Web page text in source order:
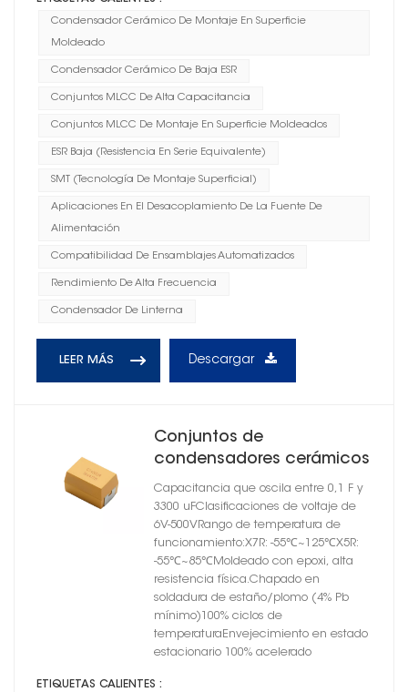
Condensador Cerámico De Montaje En Superficie
Moldeado
Condensador Cerámico De Baja ESR
Conjuntos MLCC De Alta Capacitancia
Conjuntos MLCC De Montaje En Superficie Moldeados
ESR Baja (resistencia En Serie Equivalente)
SMT (Tecnología De Montaje Superficial)
Aplicaciones En El Desacoplamiento De La Fuente De
Alimentación
Compatibilidad De Ensamblajes Automatizados
Rendimiento De Alta Frecuencia
Condensador De Linterna
LEER MÁS Descargar
Conjuntos de
condensadores cerámicos
de montaje en superficie
moldeados serie CT4502
X7S
Capacitancia que oscila entre 0,1 F y
3300 uFClasificaciones de voltaje de
6V-500VRango de temperatura de
funcionamiento:X7R: -55℃~125℃X5R:
-55℃~85℃Moldeado con epoxi, alta
resistencia física.Chapado en
soldadura de estaño/plomo (4% Pb
mínimo)100% ciclos de
temperaturaEnvejecimiento en estado
estacionario 100% acelerado
ETIQUETAS CALIENTES :